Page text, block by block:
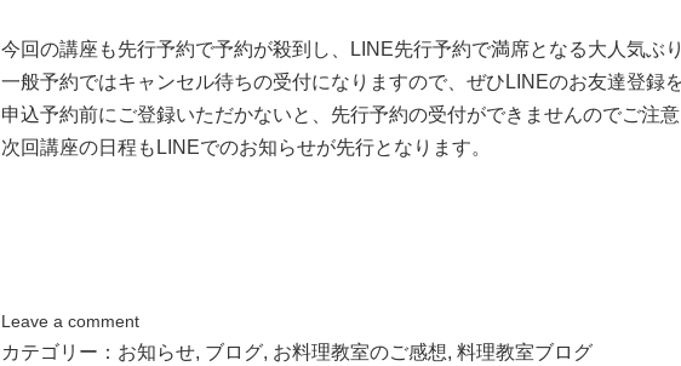
今回の講座も先行予約で予約が殺到し、LINE先行予約で満席となる大人気ぶり
一般予約ではキャンセル待ちの受付になりますので、ぜひLINEのお友達登録
申込予約前にご登録いただかないと、先行予約の受付ができませんのでご注意
次回講座の日程もLINEでのお知らせが先行となります。
Leave a comment
カテゴリー： お知らせ, ブログ, お料理教室のご感想, 料理教室ブログ